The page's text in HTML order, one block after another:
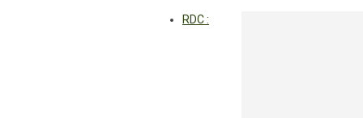
RDC :